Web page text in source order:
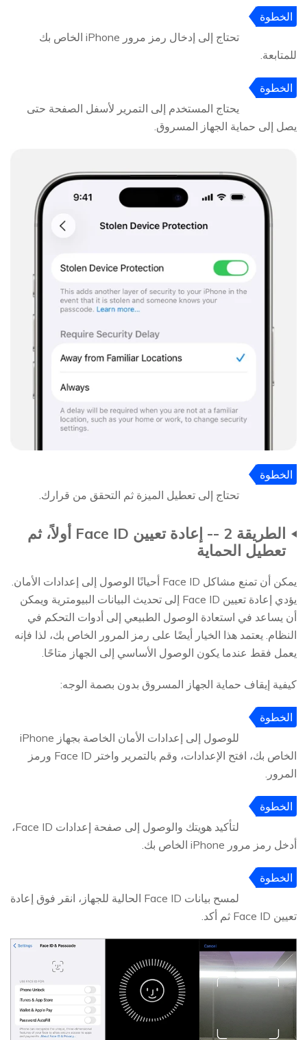
الخطوة
تحتاج إلى إدخال رمز مرور iPhone الخاص بك
للمتابعة.
الخطوة
يحتاج المستخدم إلى التمرير لأسفل الصفحة حتى
يصل إلى حماية الجهاز المسروق.
الخطوة
تحتاج إلى تعطيل الميزة ثم التحقق من قرارك.
الطريقة 2 -- إعادة تعيين Face ID أولاً، ثم
تعطيل الحماية
يمكن أن تمنع مشاكل Face ID أحيانًا الوصول إلى إعدادات الأمان.
يؤدي إعادة تعيين Face ID إلى تحديث البيانات البيومترية ويمكن
أن يساعد في استعادة الوصول الطبيعي إلى أدوات التحكم في
النظام. يعتمد هذا الخيار أيضًا على رمز المرور الخاص بك، لذا فإنه
يعمل فقط عندما يكون الوصول الأساسي إلى الجهاز متاحًا.
كيفية إيقاف حماية الجهاز المسروق بدون بصمة الوجه:
الخطوة
للوصول إلى إعدادات الأمان الخاصة بجهاز iPhone
الخاص بك، افتح الإعدادات، وقم بالتمرير واختر Face ID ورمز
المرور.
الخطوة
لتأكيد هويتك والوصول إلى صفحة إعدادات Face ID،
أدخل رمز مرور iPhone الخاص بك.
الخطوة
لمسح بيانات Face ID الحالية للجهاز، انقر فوق إعادة
تعيين Face ID ثم أكد.